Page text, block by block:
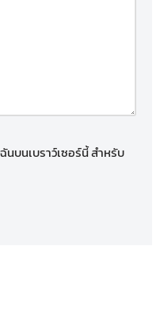
นบนเบราว์เซอร์นี้ สำหรับ